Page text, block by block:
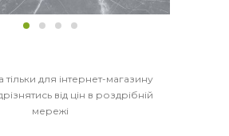
тільки для інтернет-магазину
від цін в роздрібній
мережі